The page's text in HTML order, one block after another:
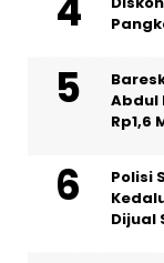
Abdul
Rp1,6
Polisi
Dijual